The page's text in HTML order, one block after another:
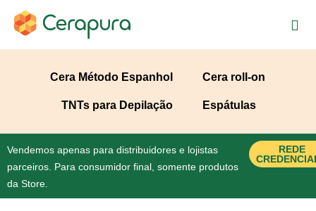
Cera Método Espanhol Cera roll-on
TNTs para Depilação Espátulas
Vendemos apenas para distribuidores e lojistas
parceiros. Para consumidor final, somente produtos
da Store.
REDE